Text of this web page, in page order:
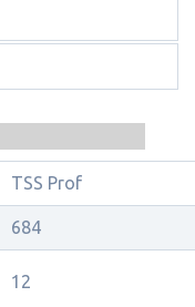
TSS Prof
684
12